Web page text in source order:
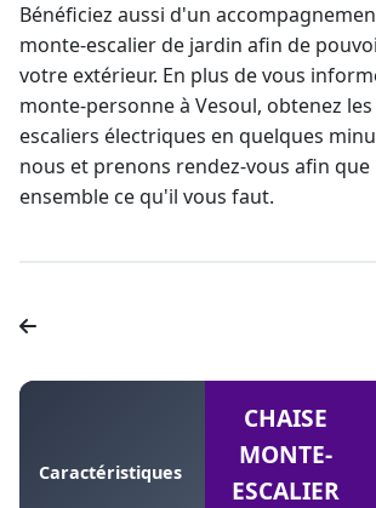
Bénéficiez aussi d'un
monte-escalier de jardin afin de
votre extérieur. En plus de vous
monte-personne à Vesoul, obtenez
escaliers électriques en quelques
nous et prenons rendez-vous afin
ensemble ce qu'il vous faut.
Caractéristiques
CHAISE
MONTE-
ESCALIER